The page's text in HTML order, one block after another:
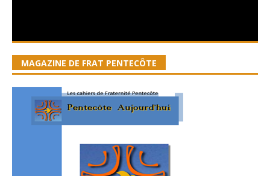
MAGAZINE DE FRAT PENTECÔTE